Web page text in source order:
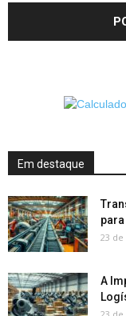
Em destaque
23 de
A